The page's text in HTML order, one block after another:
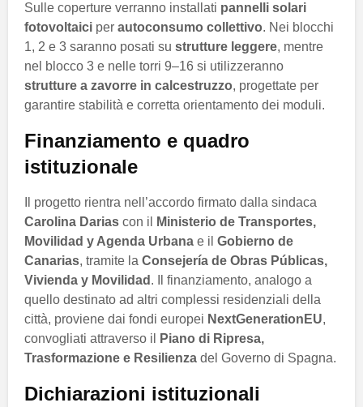
Sulle coperture verranno installati pannelli solari
fotovoltaici per autoconsumo collettivo. Nei blocchi
1, 2 e 3 saranno posati su strutture leggere, mentre
nel blocco 3 e nelle torri 9–16 si utilizzeranno
strutture a zavorre in calcestruzzo, progettate per
garantire stabilità e corretta orientamento dei moduli.
Finanziamento e quadro
istituzionale
Il progetto rientra nell’accordo firmato dalla sindaca
Carolina Darias con il
Ministerio de Transportes,
Movilidad y Agenda Urbana e il Gobierno de
Canarias, tramite la Consejería de Obras Públicas,
Vivienda y Movilidad . Il finanziamento, analogo a
quello destinato ad altri complessi residenziali della
città, proviene dai fondi europei NextGenerationEU,
convogliati attraverso il
Piano di Ripresa,
Trasformazione e Resilienza del Governo di Spagna.
Dichiarazioni istituzionali